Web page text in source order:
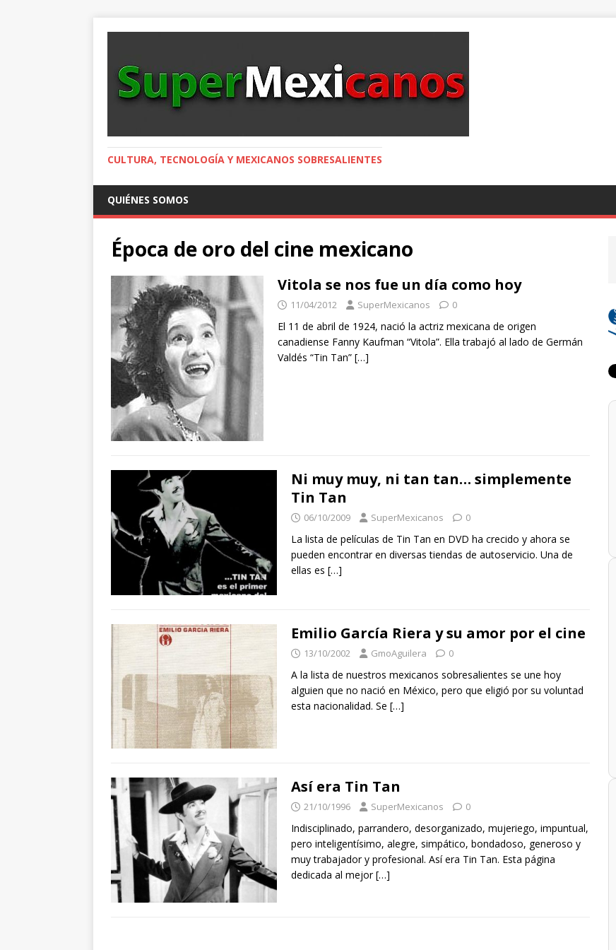
CULTURA, TECNOLOGÍA Y MEXICANOS SOBRESALIENTES
QUIÉNES SOMOS
Época de oro del cine mexicano
Vitola se nos fue un día como hoy
11/04/2012 SuperMexicanos 0
El 11 de abril de 1924, nació la actriz mexicana de origen
canadiense Fanny Kaufman “Vitola”. Ella trabajó al lado de Germán
Valdés “Tin Tan” […]
Ni muy muy, ni tan tan… simplemente
Tin Tan
06/10/2009 SuperMexicanos 0
La lista de películas de Tin Tan en DVD ha crecido y ahora se
pueden encontrar en diversas tiendas de autoservicio. Una de
ellas es […]
Emilio García Riera y su amor por el cine
13/10/2002 GmoAguilera 0
A la lista de nuestros mexicanos sobresalientes se une hoy
alguien que no nació en México, pero que eligió por su voluntad
esta nacionalidad. Se […]
Así era Tin Tan
21/10/1996 SuperMexicanos 0
Indisciplinado, parrandero, desorganizado, mujeriego, impuntual,
pero inteligentísimo, alegre, simpático, bondadoso, generoso y
muy trabajador y profesional. Así era Tin Tan. Esta página
dedicada al mejor[…]